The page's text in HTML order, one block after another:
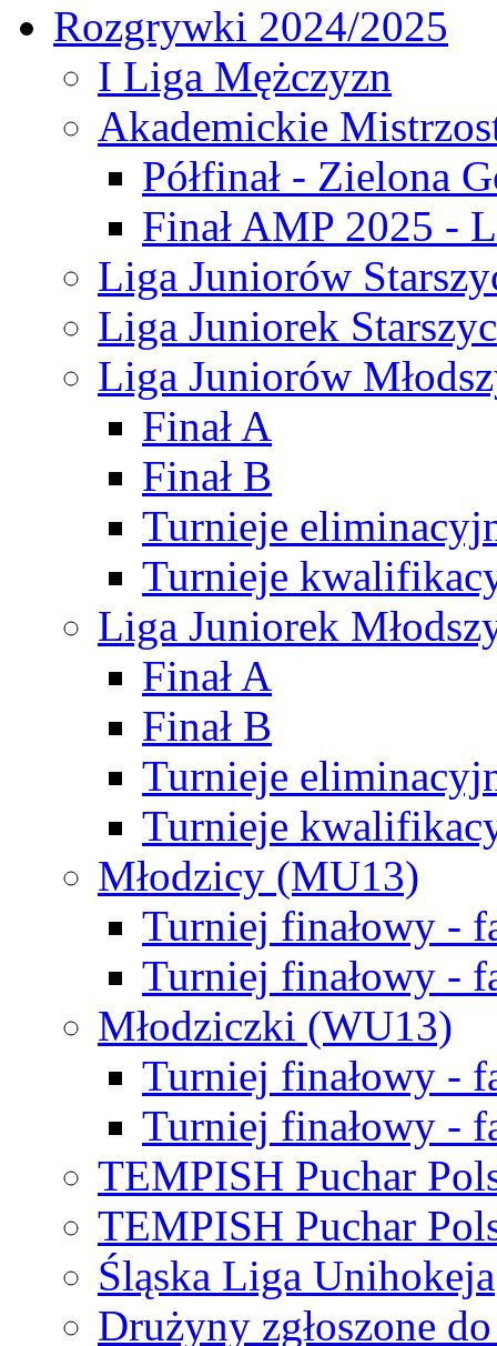
Rozgrywki 2024/2025
I Liga Mężczyzn
Akademickie
Półfinał - Zielona
Finał AMP 2025 -
Liga Juniorów
Liga Juniorek
Liga Juniorów
Finał A
Finał B
Turnieje
Turnieje
Liga Juniorek
Finał A
Finał B
Turnieje
Turnieje
Młodzicy (MU13)
Turniej finałowy -
Turniej finałowy -
Młodziczki (WU13)
Turniej finałowy -
Turniej finałowy -
TEMPISH Puchar
TEMPISH Puchar
Śląska Liga Unihokeja
Drużyny zgłoszone